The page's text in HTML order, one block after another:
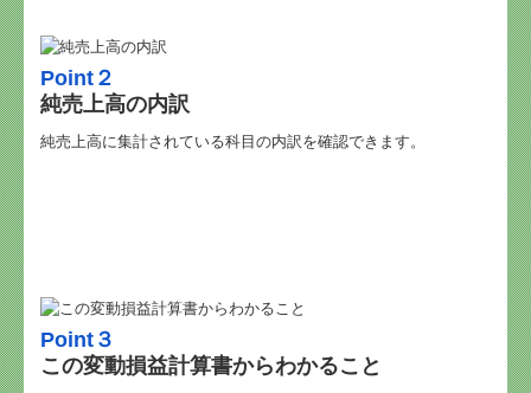
Point ２
純売上高の内訳
純売上高に集計されている科目の内訳を確認できます。
Point３
この変動損益計算書からわかること